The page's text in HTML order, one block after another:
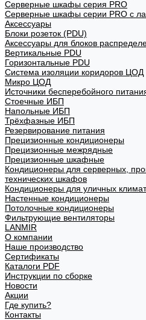
Серверные шкафы серия PRO
Серверные шкафы серии PRO с
Аксессуары
Блоки розеток (PDU)
Аксессуары для блоков
Вертикальные PDU
Горизонтальные PDU
Система изоляции коридоров ЦОД
Микро ЦОД
Источники бесперебойного
Стоечные ИБП
Напольные ИБП
Трёхфазные ИБП
Резервирование питания
Прецизионные кондиционеры
Прецизионные межрядные
Прецизионные шкафные
Кондиционеры для серверных,
технических шкафов
Кондиционеры для уличных
Настенные кондиционеры
Потолочные кондиционеры
Фильтрующие вентиляторы
LANMIR
О компании
Наше производство
Сертификаты
Каталоги PDF
Инструкции по сборке
Новости
Акции
Где купить?
Контакты